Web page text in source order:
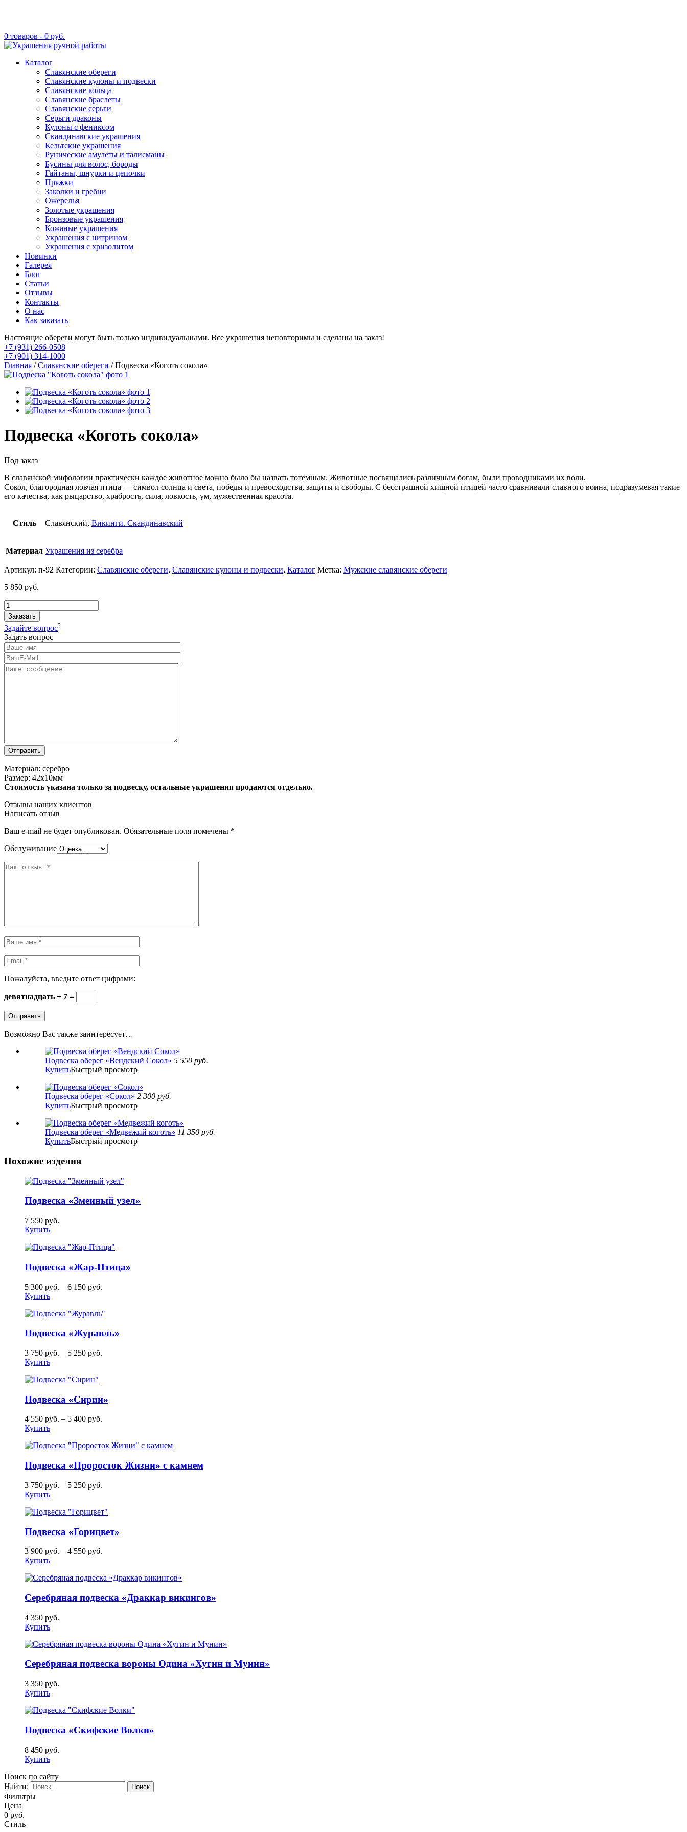
0 товаров - 0 руб.
Каталог
Славянские обереги
Славянские кулоны и подвески
Славянские кольца
Славянские браслеты
Славянские серьги
Серьги драконы
Кулоны с фениксом
Скандинавские украшения
Кельтские украшения
Рунические амулеты и талисманы
Бусины для волос, бороды
Гайтаны, шнурки и цепочки
Пряжки
Заколки и гребни
Ожерелья
Золотые украшения
Бронзовые украшения
Кожаные украшения
Украшения с цитрином
Украшения с хризолитом
Новинки
Галерея
Блог
Статьи
Отзывы
Контакты
О нас
Как заказать
Настоящие обереги могут быть только индивидуальными. Все украшения неповторимы и сделаны на заказ!
+7 (931) 266-0508
+7 (901) 314-1000
Главная /Славянские обереги / Подвеска «Коготь сокола»
Подвеска «Коготь сокола»
Под заказ
В славянской мифологии практически каждое животное можно было бы назвать тотемным. Животные посвящались различным богам, были проводниками их воли.
Сокол, благородная ловчая птица — символ солнца и света, победы и превосходства, защиты и свободы. С бесстрашной хищной птицей часто сравнивали славного воина, подразумевая такие
его качества, как рыцарство, храбрость, сила, ловкость, ум, мужественная красота.
Стиль Славянский, Викинги. Скандинавский
Материал Украшения из серебра
Артикул: п-92 Категории: Славянские обереги, Славянские кулоны и подвески, Каталог Метка: Мужские славянские обереги
5 850 руб.
Заказать
Задайте вопрос?
Задать вопрос
Материал: серебро
Размер: 42х10мм
Стоимость указана только за подвеску, остальные украшения продаются отдельно.
Отзывы наших клиентов
Написать отзыв
Ваш e-mail не будет опубликован. Обязательные поля помечены *
Обслуживание
Пожалуйста, введите ответ цифрами:
девятнадцать + 7 =
Возможно Вас также заинтересует…
Подвеска оберег «Вендский Сокол» 5 550 руб.
КупитьБыстрый просмотр
Подвеска оберег «Сокол» 2 300 руб.
КупитьБыстрый просмотр
Подвеска оберег «Медвежий коготь» 11 350 руб.
КупитьБыстрый просмотр
Похожие изделия
Подвеска «Змеиный узел»
7 550 руб.
Купить
Подвеска «Жар-Птица»
5 300 руб. – 6 150 руб.
Купить
Подвеска «Журавль»
3 750 руб. – 5 250 руб.
Купить
Подвеска «Сирин»
4 550 руб. – 5 400 руб.
Купить
Подвеска «Проросток Жизни» с камнем
3 750 руб. – 5 250 руб.
Купить
Подвеска «Горицвет»
3 900 руб. – 4 550 руб.
Купить
Серебряная подвеска «Драккар викингов»
4 350 руб.
Купить
Серебряная подвеска вороны Одина «Хугин и Мунин»
3 350 руб.
Купить
Подвеска «Скифские Волки»
8 450 руб.
Купить
Поиск по сайту
Найти:
Фильтры
Цена
0 руб.
Стиль